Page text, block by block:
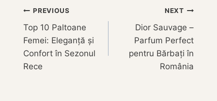
Navigare
în
articole
PREVIOUS
Top 10 Paltoane
Femei: Eleganță și
Confort în Sezonul
Rece
NEXT
Dior Sauvage –
Parfum Perfect
pentru Bărbați în
România